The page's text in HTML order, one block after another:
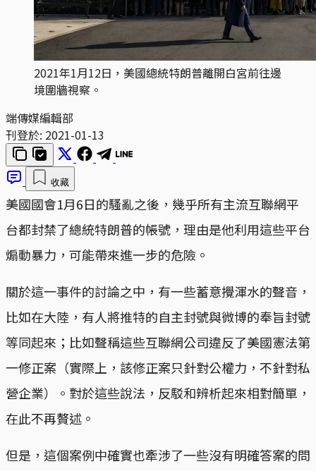
2021年1月12日，美國總統特朗普離開白宮前往邊
境圍牆視察。
端傳媒編輯部
刊登於: 2021-01-13
收藏
美國國會1月6日的騷亂之後，幾乎所有主流互聯網平
台都封禁了總統特朗普的帳號，理由是他利用這些平台
煽動暴力，可能帶來進一步的危險。
關於這一事件的討論之中，有一些蓄意攪渾水的聲音，
比如在大陸，有人將推特的自主封號與微博的奉旨封號
等同起來；比如聲稱這些互聯網公司違反了美國憲法第
一修正案（實際上，該修正案只針對公權力，不針對私
營企業）。對於這些說法，反駁和辨析起來相對簡單，
在此不再贅述。
但是，這個案例中確實也牽涉了一些沒有明確答案的問